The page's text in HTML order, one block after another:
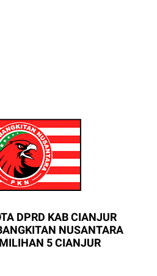
DPRD KAB CIANJUR
NUSANTARA
5 CIANJUR